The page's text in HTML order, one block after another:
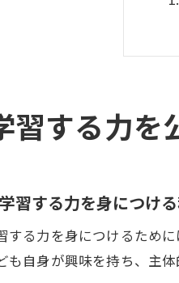
習する力を
習する力を身につけ
する力を身につけるため
も自身が興味を持ち、主体